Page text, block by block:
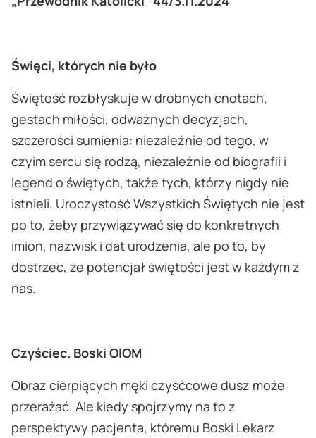
Święci, których nie było
Świętość rozbłyskuje w drobnych cnotach,
gestach miłości, odważnych decyzjach,
szczerości sumienia: niezależnie od tego, w
czyim sercu się rodzą, niezależnie od biografii i
legend o świętych, także tych, którzy nigdy nie
istnieli. Uroczystość Wszystkich Świętych nie jest
po to, żeby przywiązywać się do konkretnych
imion, nazwisk i dat urodzenia, ale po to, by
dostrzec, że potencjał świętości jest w każdym z
nas.
Czyściec. Boski OIOM
Obraz cierpiących męki czyśćcowe dusz może
przerażać. Ale kiedy spojrzymy na to z
perspektywy pacjenta, któremu Boski Lekarz